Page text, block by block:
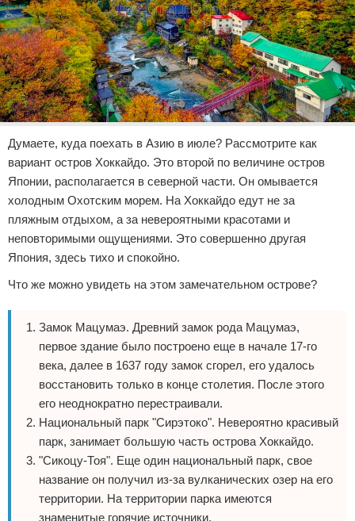
Думаете, куда поехать в Азию в июле? Рассмотрите как
вариант остров Хоккайдо. Это второй по величине остров
Японии, располагается в северной части. Он омывается
холодным Охотским морем. На Хоккайдо едут не за
пляжным отдыхом, а за невероятными красотами и
неповторимыми ощущениями. Это совершенно другая
Япония, здесь тихо и спокойно.
Что же можно увидеть на этом замечательном острове?
Замок Мацумаэ. Древний замок рода Мацумаэ,
первое здание было построено еще в начале 17-го
века, далее в 1637 году замок сгорел, его удалось
восстановить только в конце столетия. После этого
его неоднократно перестраивали.
Национальный парк "Сирэтоко". Невероятно красивый
парк, занимает большую часть острова Хоккайдо.
"Сикоцу-Тоя". Еще один национальный парк, свое
название он получил из-за вулканических озер на его
территории. На территории парка имеются
знаменитые горячие источники.